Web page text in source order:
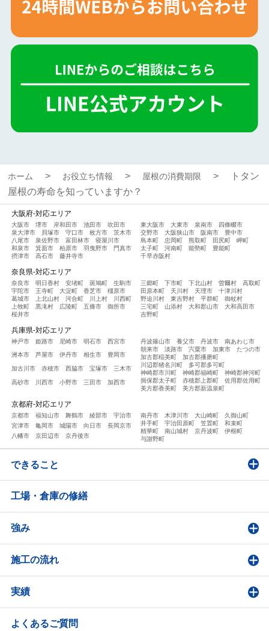
ホーム お役立ち情報 屋根の消費期限
トタン
屋根の寿命を知っていますか？
大阪府-対応エリア
大阪市 堺市 岸和田市 池田市
吹田市
泉大津市
貝塚市 守口市 枚方市
茨木市
八尾市
泉佐野市 富田林市
寝屋川市
和泉市
箕面市 柏原市 羽曳野市
門真市
摂津市
高石市 藤井寺市
東大阪市 大東市 泉南市
四條畷市
交野市
大阪狭山市 阪南市
豊中市
島本町
忠岡町 熊取町 田尻町
岬町
太子町
河南町 能勢町
豊能町
千早赤阪村
奈良県-対応エリア
奈良市 明日香村 安堵町 斑鳩町
生駒市
宇陀市
王寺町 大淀町 香芝市
橿原市
葛城市
上北山村 河合町 川上村
川西町
上牧町
黒滝村 広陵町 五條市
御所市
桜井市
三郷町 下市町 下北山村 曽爾村
高取町
田原本町
天川村 天理市
十津川村
野迫川村
東吉野村 平群町
御杖村
三宅町
山添村 大和郡山市
大和高田市
吉野町
兵庫県-対応エリア
神戸市 姫路市 尼崎市 明石市 西宮市
洲本市 芦屋市 伊丹市 相生市 豊岡市
加古川市 赤穂市 西脇市 宝塚市 三木市
高砂市 川西市 小野市 三田市 加西市
丹波篠山市 養父市 丹波市
南あわじ市
朝来市
淡路市 宍粟市 加東市
たつの市
加古郡稲美町
加古郡播磨町
川辺郡猪名川町
多可郡多可町
神崎郡市川町
神崎郡福崎町
神崎郡神河町
揖保郡太子町
赤穂郡上郡町
佐用郡佐用町
美方郡香美町
美方郡新温泉町
京都府-対応エリア
京都市 福知山市 舞鶴市 綾部市
宇治市
宮津市
亀岡市 城陽市 向日市
長岡京市
八幡市
京田辺市 京丹後市
南丹市 木津川市 大山崎町
久御山町
井手町
宇治田原町 笠置町
和束町
精華町
南山城村 京丹波町
伊根町
与謝野町
できること
工場・倉庫の修繕
強み
施工の流れ
実績
よくあるご質問